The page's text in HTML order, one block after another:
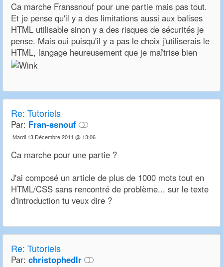
Ca marche Franssnouf pour une partie mais pas tout.
Et je pense qu'il y a des limitations aussi aux balises
HTML utilisable sinon y a des risques de sécurités je
pense. Mais oui puisqu'il y a pas le choix j'utiliserais le
HTML, langage heureusement que je maîtrise bien
Re: Tutoriels
Par: Fran-ssnouf
Mardi 13 Décembre 2011 @ 13:06
Ca marche pour une partie ?
J'ai composé un article de plus de 1000 mots tout en
HTML/CSS sans rencontré de problème... sur le texte
d'introduction tu veux dire ?
Re: Tutoriels
Par: christophedlr